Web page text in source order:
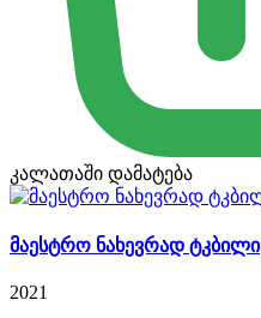
კალათაში დამატება
მაესტრო ნახევრად ტკბილი
2021